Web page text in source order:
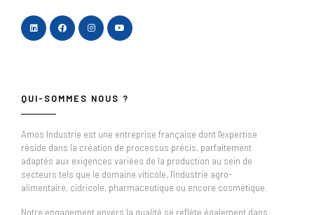
QUI-SOMMES NOUS ?
Amos Industrie est une entreprise française dont l'expertise
réside dans la création de processus précis, parfaitement
adaptés aux exigences variées de la production au sein de
secteurs tels que le domaine viticole, l'industrie agro-
alimentaire, cidricole, pharmaceutique ou encore cosmétique.
Notre engagement envers la qualité se reflète également dans